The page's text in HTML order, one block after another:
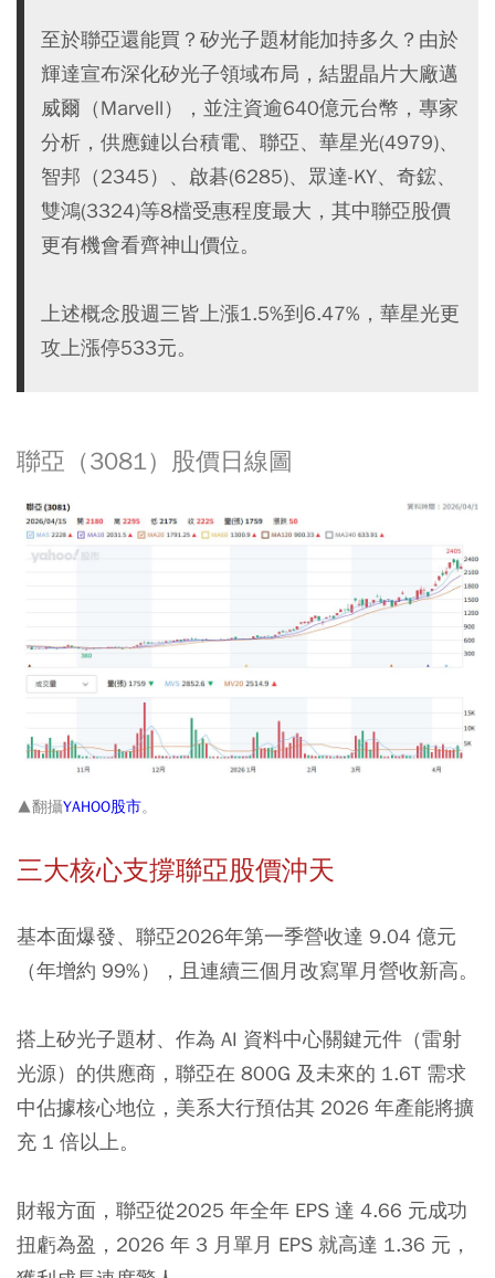
至於聯亞還能買？矽光子題材能加持多久？由於
輝達宣布深化矽光子領域布局，結盟晶片大廠邁
威爾（Marvell），並注資逾640億元台幣，專家
分析，供應鏈以台積電、聯亞、華星光(4979)、
智邦（2345）、啟碁(6285)、眾達-KY、奇鋐、
雙鴻(3324)等8檔受惠程度最大，其中聯亞股價
更有機會看齊神山價位。
上述概念股週三皆上漲1.5%到6.47%，華星光更
攻上漲停533元。
聯亞（3081）股價日線圖
▲翻攝YAHOO股市。
三大核心支撐聯亞股價沖天
基本面爆發、聯亞2026年第一季營收達 9.04 億元
（年增約 99%），且連續三個月改寫單月營收新高。
搭上矽光子題材、作為 AI 資料中心關鍵元件（雷射
光源）的供應商，聯亞在 800G 及未來的 1.6T 需求
中佔據核心地位，美系大行預估其 2026 年產能將擴
充 1 倍以上。
財報方面，聯亞從2025 年全年 EPS 達 4.66 元成功
扭虧為盈，2026 年 3 月單月 EPS 就高達 1.36 元，